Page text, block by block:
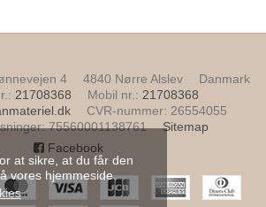
at sikre, at du får den
vores hjemmeside.
4 4840 Nørre Alslev
Danmark
: 21708368 Mobil nr. : 21708368
CVR-nummer: 26554055
:75560001138761
Sitemap
Facebook